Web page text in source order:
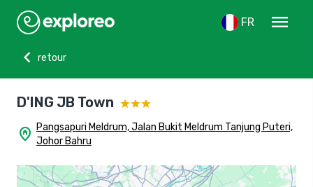
FR
menu
chevron_left
retour
D'ING JB Town
home_pin Pangsapuri Meldrum, Jalan Bukit Meldrum Tanjung Puteri,
Johor Bahru